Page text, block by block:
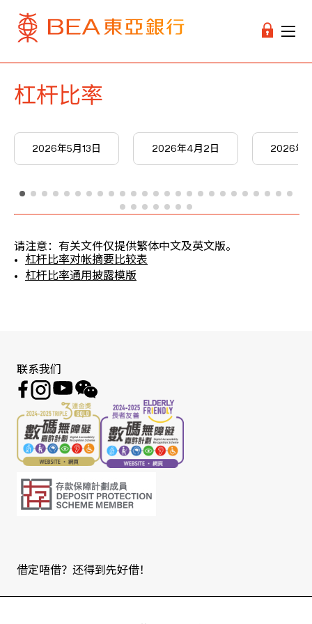
杠杆比率
2026年5月13日 2026年4月2日 2026年3
请注意：有关文件仅提供繁体中文及英文版。
杠杆比率对帐摘要比较表
杠杆比率通用披露模版
联系我们
借定唔借？还得到先好借！